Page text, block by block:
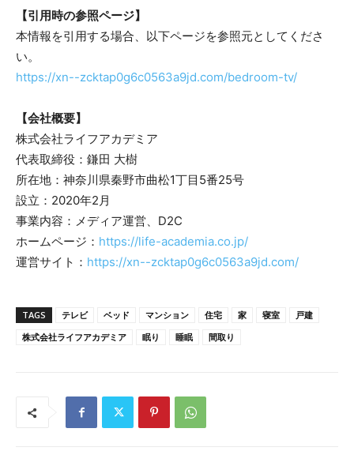
【引用時の参照ページ】
本情報を引用する場合、以下ページを参照元としてくださ
い。
https://xn--zcktap0g6c0563a9jd.com/bedroom-tv/
【会社概要】
株式会社ライフアカデミア
代表取締役：鎌田 大樹
所在地：神奈川県秦野市曲松1丁目5番25号
設立：2020年2月
事業内容：メディア運営、D2C
ホームページ： https://life-academia.co.jp/
運営サイト： https://xn--zcktap0g6c0563a9jd.com/
TAGS テレビ ベッド マンション 住宅 家 寝室
戸建
株式会社ライフアカデミア
眠り 睡眠 間取り